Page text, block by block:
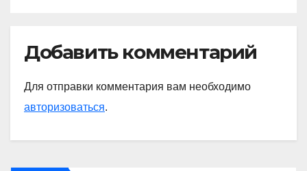
Добавить комментарий
Для отправки комментария вам необходимо
авторизоваться.